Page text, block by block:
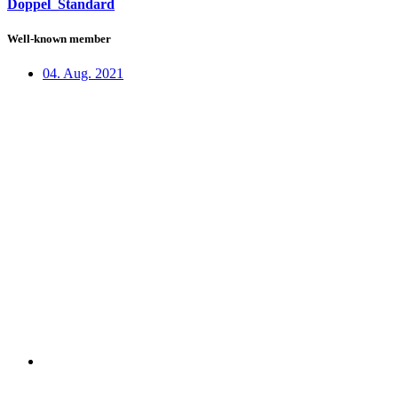
Doppel_Standard
Well-known member
04. Aug. 2021